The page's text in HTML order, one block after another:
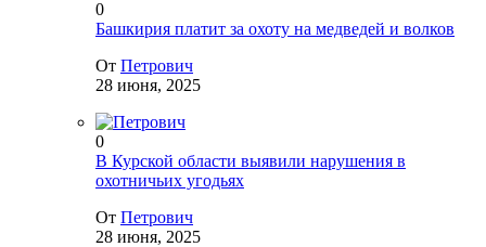
0
Башкирия платит за охоту на медведей и волков
От Петрович
28 июня, 2025
0
В Курской области выявили нарушения в
охотничьих угодьях
От Петрович
28 июня, 2025